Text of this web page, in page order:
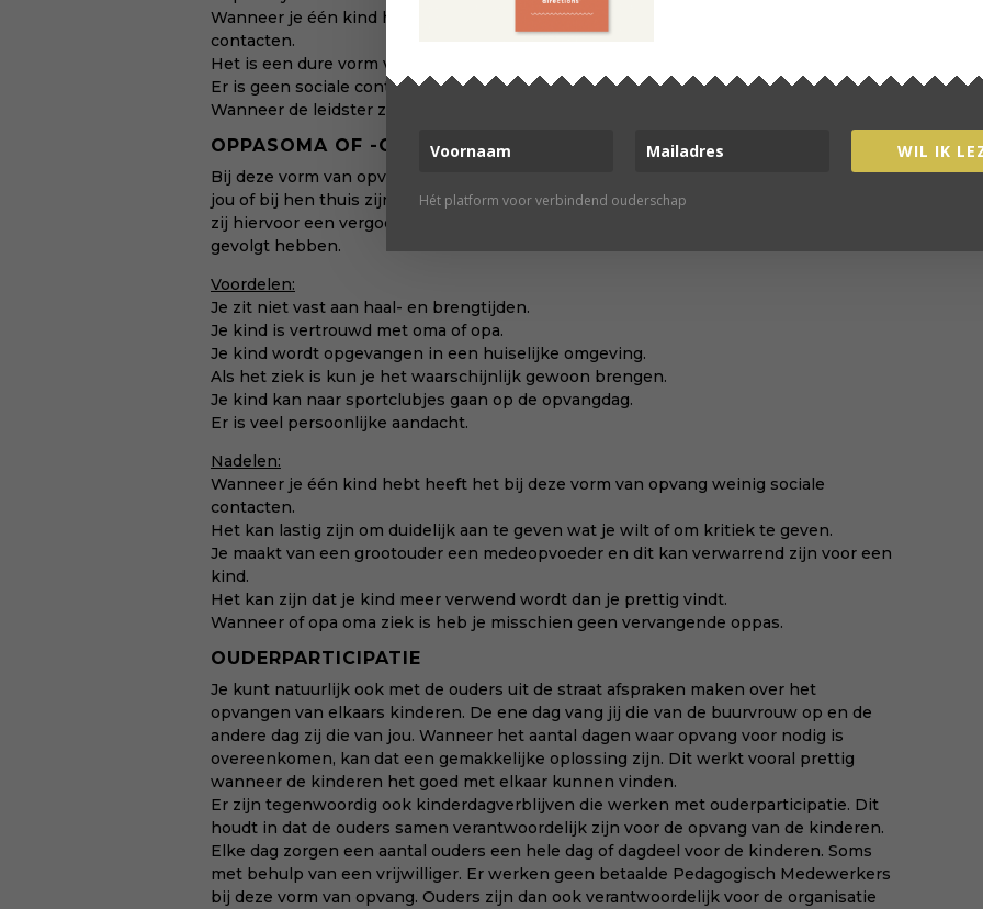
Wanneer je één kind hebt heeft het bij deze vorm van opvang weinig sociale
contacten.
Het is een dure vorm van opvang.
Er is geen sociale controle omdat er geen andere medewerkers aanwezig zijn.
Wanneer de leidster ziek is heb je niet zo snel vervangende oppas.
OPPASOMA OF -OPA
Bij deze vorm van opvang passen je ouders of schoonouders op je kind. Dit kan bij
jou of bij hen thuis zijn. Wanneer zij zich inschrijven bij een gastouderbureau kunnen
zij hiervoor een vergoeding ontvangen. Ze moeten echter wel bepaalde cursussen
gevolgt hebben.
Voordelen:
Je zit niet vast aan haal- en brengtijden.
Je kind is vertrouwd met oma of opa.
Je kind wordt opgevangen in een huiselijke omgeving.
Als het ziek is kun je het waarschijnlijk gewoon brengen.
Je kind kan naar sportclubjes gaan op de opvangdag.
Er is veel persoonlijke aandacht.
Nadelen:
Wanneer je één kind hebt heeft het bij deze vorm van opvang weinig sociale
contacten.
Het kan lastig zijn om duidelijk aan te geven wat je wilt of om kritiek te geven.
Je maakt van een grootouder een medeopvoeder en dit kan verwarrend zijn voor een
kind.
Het kan zijn dat je kind meer verwend wordt dan je prettig vindt.
Wanneer of opa oma ziek is heb je misschien geen vervangende oppas.
OUDERPARTICIPATIE
Je kunt natuurlijk ook met de ouders uit de straat afspraken maken over het
opvangen van elkaars kinderen. De ene dag vang jij die van de buurvrouw op en de
andere dag zij die van jou. Wanneer het aantal dagen waar opvang voor nodig is
overeenkomen, kan dat een gemakkelijke oplossing zijn. Dit werkt vooral prettig
wanneer de kinderen het goed met elkaar kunnen vinden.
Er zijn tegenwoordig ook kinderdagverblijven die werken met ouderparticipatie. Dit
houdt in dat de ouders samen verantwoordelijk zijn voor de opvang van de kinderen.
Elke dag zorgen een aantal ouders een hele dag of dagdeel voor de kinderen. Soms
met behulp van een vrijwilliger. Er werken geen betaalde Pedagogisch Medewerkers
bij deze vorm van opvang. Ouders zijn dan ook verantwoordelijk voor de organisatie
WIL IK
Hét platform voor verbindend ouderschap